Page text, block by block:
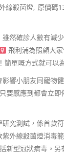
線殺菌燈, 原價碼
然確診人數有減
飛利浦為照顧大
簡單嘅方式就可以
響小朋友同寵物
要感應到都會立
究測試，係首款
外線殺菌燈消毒
新型冠狀病毒。另